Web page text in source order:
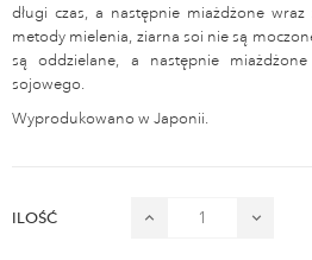
długi czas, a następnie miażdżone
metody mielenia, ziarna soi nie są
są oddzielane, a następnie
sojowego.
Wyprodukowano w Japonii.
ILOŚĆ